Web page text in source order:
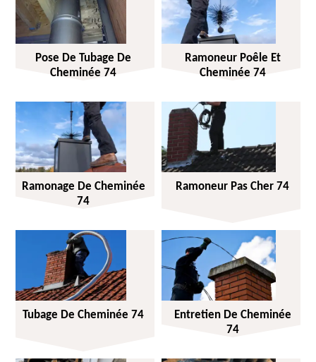
Pose De Tubage De
Cheminée 74
Ramoneur Poêle Et
Cheminée 74
Ramonage De Cheminée
74
Ramoneur Pas Cher 74
Tubage De Cheminée 74
Entretien De Cheminée
74